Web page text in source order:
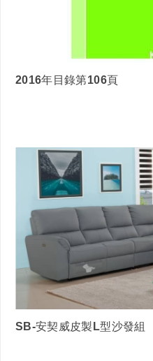
2016年目錄第106頁
SB-安契威皮製L型沙發組